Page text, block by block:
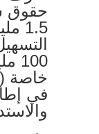
حقوق
1.5
في